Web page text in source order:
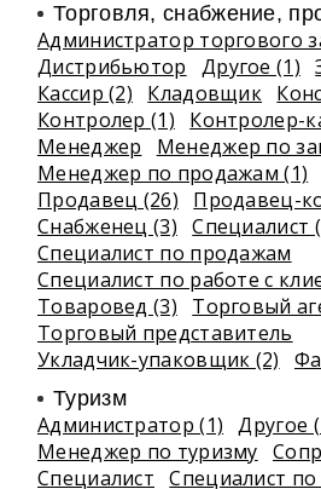
Торговля, снабжение,
Администратор торгового
Дистрибьютор
Другое (1)
Кассир (2)
Кладовщик
Контролер (1)
Контролер-
Менеджер
Менеджер по
Менеджер по продажам (1)
Продавец (26)
Продавец-
Снабженец (3)
Специалист
Специалист по продажам
Специалист по работе с
Товаровед (3)
Торговый
Торговый представитель
Укладчик-упаковщик (2)
Туризм
Администратор (1) Другое
Менеджер по туризму
Специалист
Специалист по